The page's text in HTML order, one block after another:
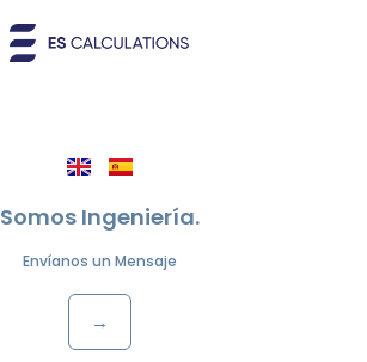
Somos Ingeniería.
Envíanos un Mensaje
→